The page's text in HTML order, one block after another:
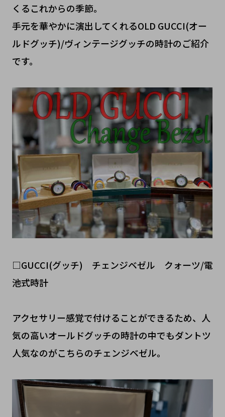
くるこれからの季節。
手元を華やかに演出してくれるOLD GUCCI(オー
ルドグッチ)/ヴィンテージグッチの時計のご紹介
です。
□GUCCI(グッチ) チェンジベゼル クォーツ/電
池式時計
アクセサリー感覚で付けることができるため、人
気の高いオールドグッチの時計の中でもダントツ
人気なのがこちらのチェンジベゼル。